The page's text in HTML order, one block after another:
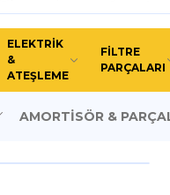
ELEKTRİK
&
ATEŞLEME
FİLTRE
PARÇALARI
AMORTİSÖR &